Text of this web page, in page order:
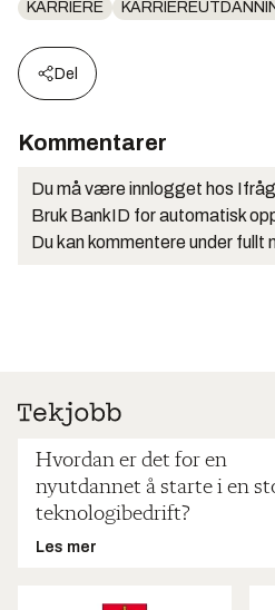
KARRIERE
Del
Kommentarer
Du må være innlogget hos
Bruk BankID for automatisk
Du kan kommentere under fullt
Hvordan er det for en
nyutdannet å starte i en
teknologibedrift?
Les mer